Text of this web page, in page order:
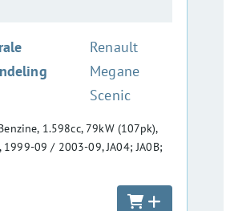
:Renault
Megane
Scenic
1.598cc, 79kW (107pk),
1999-09 / 2003-09, JA04; JA0B;